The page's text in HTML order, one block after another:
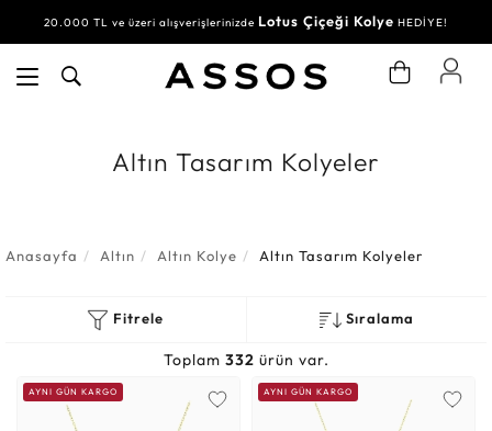
20.000 TL ve üzeri alışverişlerinizde Lotus Çiçeği Kolye HEDİYE!
30.000 TL ve üzeri alışverişlerinizdeSu Yolu BileklikHEDİYE!
Altın Tasarım Kolyeler
Anasayfa Altın Altın Kolye Altın Tasarım Kolyeler
Fitrele Sıralama
Toplam 332 ürün var.
AYNI GÜN KARGO AYNI GÜN KARGO